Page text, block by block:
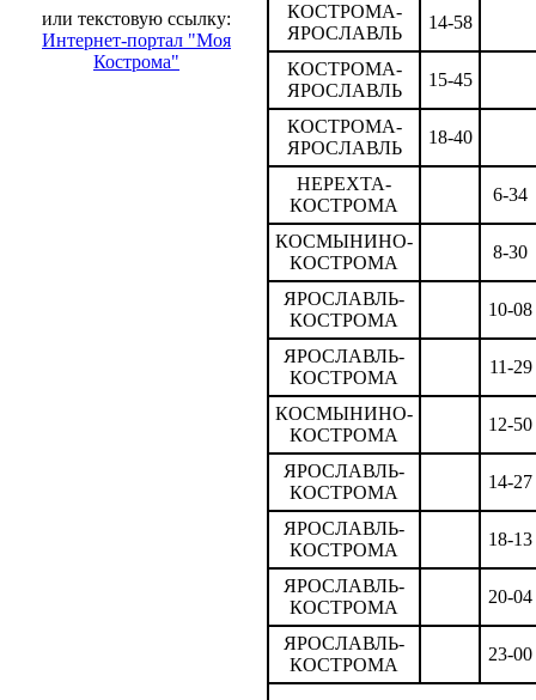
или текстовую ссылку:
Интернет-портал "Моя
Кострома"
КОСТРОМА-
ЯРОСЛАВЛЬ
14-58
КОСТРОМА-
ЯРОСЛАВЛЬ
15-45
КОСТРОМА-
ЯРОСЛАВЛЬ
18-40
НЕРЕХТА-
КОСТРОМА
6-34
КОСМЫНИНО-
КОСТРОМА
8-30
ЯРОСЛАВЛЬ-
КОСТРОМА
10-08
ЯРОСЛАВЛЬ-
КОСТРОМА
11-29
КОСМЫНИНО-
КОСТРОМА
12-50
ЯРОСЛАВЛЬ-
КОСТРОМА
14-27
ЯРОСЛАВЛЬ-
КОСТРОМА
18-13
ЯРОСЛАВЛЬ-
КОСТРОМА
20-04
ЯРОСЛАВЛЬ-
КОСТРОМА
23-00